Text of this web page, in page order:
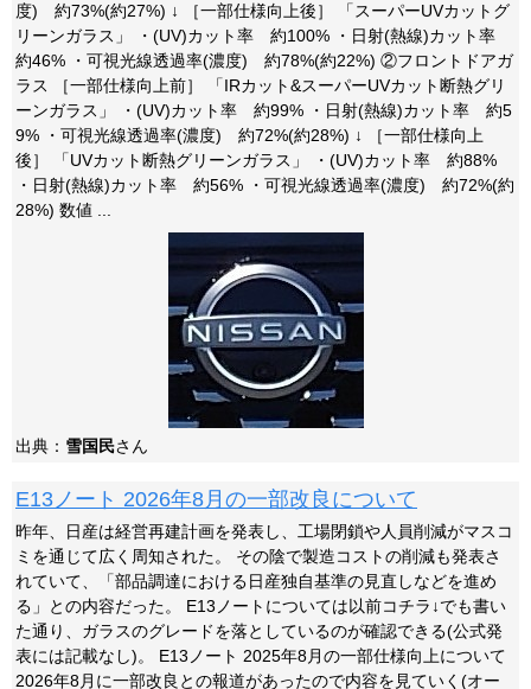
度) 約73%(約27%) ↓ ［一部仕様向上後］ 「スーパーUVカットグ
リーンガラス」 ・(UV)カット率 約100% ・日射(熱線)カット率
約46% ・可視光線透過率(濃度) 約78%(約22%) ②フロントドアガ
ラス ［一部仕様向上前］ 「IRカット&スーパーUVカット断熱グリ
ーンガラス」 ・(UV)カット率 約99% ・日射(熱線)カット率 約5
9% ・可視光線透過率(濃度) 約72%(約28%) ↓ ［一部仕様向上
後］ 「UVカット断熱グリーンガラス」 ・(UV)カット率 約88%
・日射(熱線)カット率 約56% ・可視光線透過率(濃度) 約72%(約
28%) 数値 ...
出典： 雪国民さん
E13ノート 2026年8月の一部改良について
昨年、日産は経営再建計画を発表し、工場閉鎖や人員削減がマスコ
ミを通じて広く周知された。 その陰で製造コストの削減も発表さ
れていて、「部品調達における日産独自基準の見直しなどを進め
る」との内容だった。 E13ノートについては以前コチラ↓でも書い
た通り、ガラスのグレードを落としているのが確認できる(公式発
表には記載なし)。 E13ノート 2025年8月の一部仕様向上について
2026年8月に一部改良との報道があったので内容を見ていく(オー